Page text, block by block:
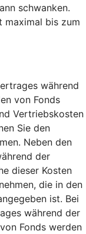
schwanken.
maximal bis zum
während
von Fonds
Vertriebskosten
Sie den
Neben den
der
dieser Kosten
die in den
ist. Bei
während der
Fonds werden